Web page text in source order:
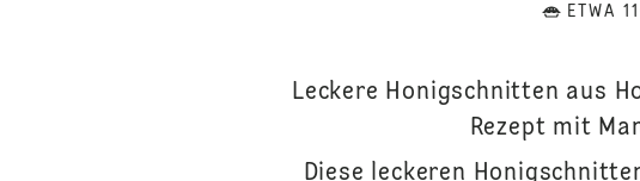
ETWA
Leckere Honigschnitten aus
Rezept mit
Diese leckeren